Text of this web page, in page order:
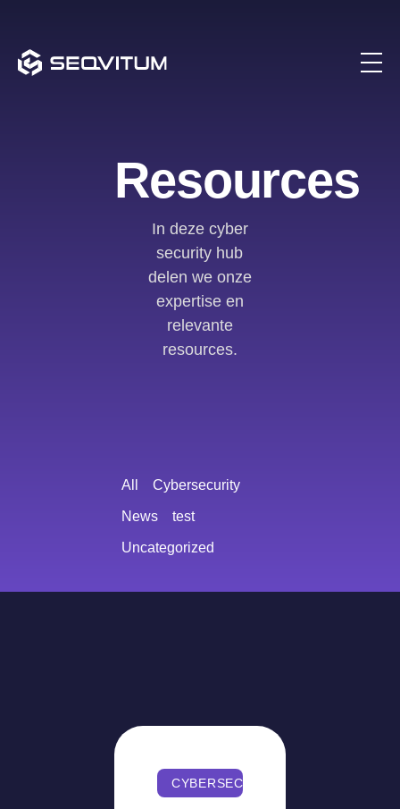
Resources
In deze cyber
security hub
delen we onze
expertise en
relevante
resources.
Cybersecurity
News test
Uncategorized
All
CYBERSECURITY